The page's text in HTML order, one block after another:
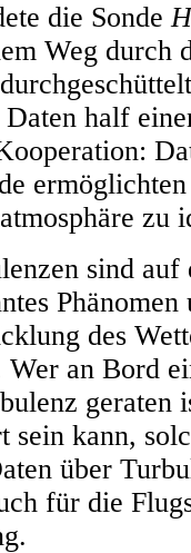
die Sonde
Weg durch
half
zu
sind auf
des
an Bord
geraten
sein kann,
über
für die